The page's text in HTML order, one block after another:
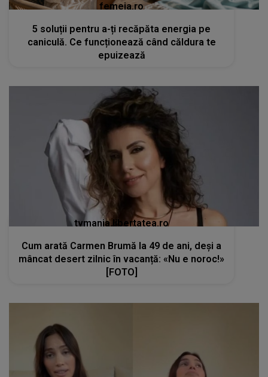
femeia.ro
5 soluții pentru a-ți recăpăta energia pe
caniculă. Ce funcționează când căldura te
epuizează
tvmania.libertatea.ro
Cum arată Carmen Brumă la 49 de ani, deși a
mâncat desert zilnic în vacanță: «Nu e noroc!»
[FOTO]